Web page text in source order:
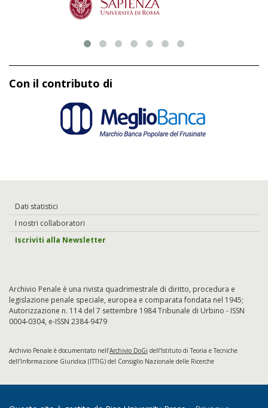
Con il contributo di
Dati statistici
I nostri collaboratori
Iscriviti alla Newsletter
Archivio Penale è una rivista quadrimestrale di diritto, procedura e
legislazione penale speciale, europea e comparata fondata nel 1945;
Autorizzazione n. 114 del 7 settembre 1984 Tribunale di Urbino - ISSN
0004-0304, e-ISSN 2384-9479
Archivio Penale è documentato nell’Archivio DoGi dell’Istituto di Teoria e Tecniche
dell’Informazione Giuridica (ITTIG) del Consiglio Nazionale delle Ricerche